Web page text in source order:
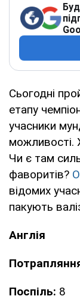
Сьогодні
етапу
учасники
можливості.
Чи є там
фаворитів?
відомих
пакують
Англія
Поспіль: 8